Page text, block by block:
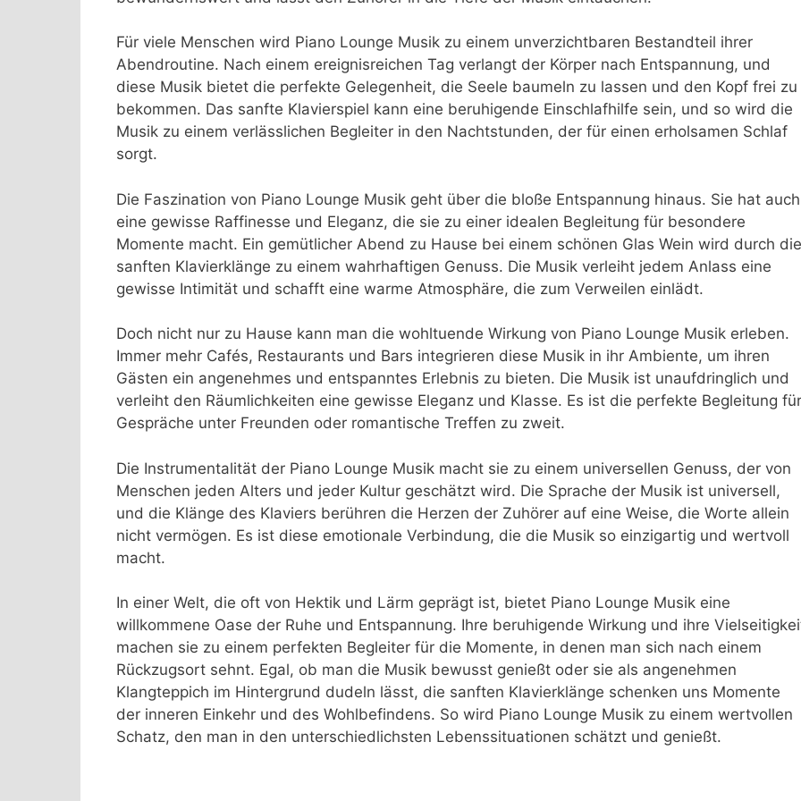
Für viele Menschen wird Piano Lounge Musik zu einem unverzichtbaren Bestandteil ihrer
Abendroutine. Nach einem ereignisreichen Tag verlangt der Körper nach Entspannung, und
diese Musik bietet die perfekte Gelegenheit, die Seele baumeln zu lassen und den Kopf frei zu
bekommen. Das sanfte Klavierspiel kann eine beruhigende Einschlafhilfe sein, und so wird die
Musik zu einem verlässlichen Begleiter in den Nachtstunden, der für einen erholsamen Schlaf
sorgt.
Die Faszination von Piano Lounge Musik geht über die bloße Entspannung hinaus. Sie hat auch
eine gewisse Raffinesse und Eleganz, die sie zu einer idealen Begleitung für besondere
Momente macht. Ein gemütlicher Abend zu Hause bei einem schönen Glas Wein wird durch die
sanften Klavierklänge zu einem wahrhaftigen Genuss. Die Musik verleiht jedem Anlass eine
gewisse Intimität und schafft eine warme Atmosphäre, die zum Verweilen einlädt.
Doch nicht nur zu Hause kann man die wohltuende Wirkung von Piano Lounge Musik erleben.
Immer mehr Cafés, Restaurants und Bars integrieren diese Musik in ihr Ambiente, um ihren
Gästen ein angenehmes und entspanntes Erlebnis zu bieten. Die Musik ist unaufdringlich und
verleiht den Räumlichkeiten eine gewisse Eleganz und Klasse. Es ist die perfekte Begleitung für
Gespräche unter Freunden oder romantische Treffen zu zweit.
Die Instrumentalität der Piano Lounge Musik macht sie zu einem universellen Genuss, der von
Menschen jeden Alters und jeder Kultur geschätzt wird. Die Sprache der Musik ist universell,
und die Klänge des Klaviers berühren die Herzen der Zuhörer auf eine Weise, die Worte allein
nicht vermögen. Es ist diese emotionale Verbindung, die die Musik so einzigartig und wertvoll
macht.
In einer Welt, die oft von Hektik und Lärm geprägt ist, bietet Piano Lounge Musik eine
willkommene Oase der Ruhe und Entspannung. Ihre beruhigende Wirkung und ihre
machen sie zu einem perfekten Begleiter für die Momente, in denen man sich nach einem
Rückzugsort sehnt. Egal, ob man die Musik bewusst genießt oder sie als angenehmen
Klangteppich im Hintergrund dudeln lässt, die sanften Klavierklänge schenken uns Momente
der inneren Einkehr und des Wohlbefindens. So wird Piano Lounge Musik zu einem wertvollen
Schatz, den man in den unterschiedlichsten Lebenssituationen schätzt und genießt.